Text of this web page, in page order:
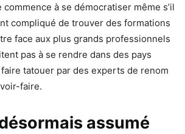
commence à se démocratiser même s’il
compliqué de trouver des formations
face aux plus grands professionnels
pas à se rendre dans des pays
tatouer par des experts de renom
faire.
assumé